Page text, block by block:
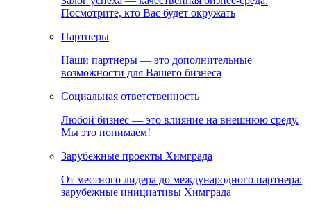
Посмотрите, кто Вас будет окружать
Партнеры
Наши партнеры — это дополнительные
возможности для Вашего бизнеса
Социальная ответственность
Любой бизнес — это влияние на внешнюю среду.
Мы это понимаем!
Зарубежные проекты Химграда
От местного лидера до международного партнера:
зарубежные инициативы Химграда